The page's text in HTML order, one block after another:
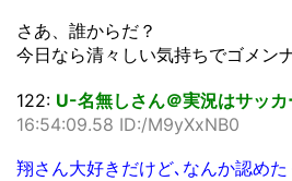
さあ、誰からだ？
今日なら清々しい気持ちでゴメン
122: U-名無しさん＠実況はサッ
16:54:09.58 ID:/M9yXxNB0
翔さん大好きだけど､なんか認め